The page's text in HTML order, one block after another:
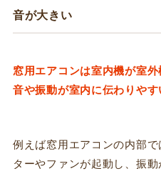
音が大きい
窓用エアコンは室内機が室
音や振動が室内に伝わりやす
例えば窓用エアコンの内部
ターやファンが起動し、振動